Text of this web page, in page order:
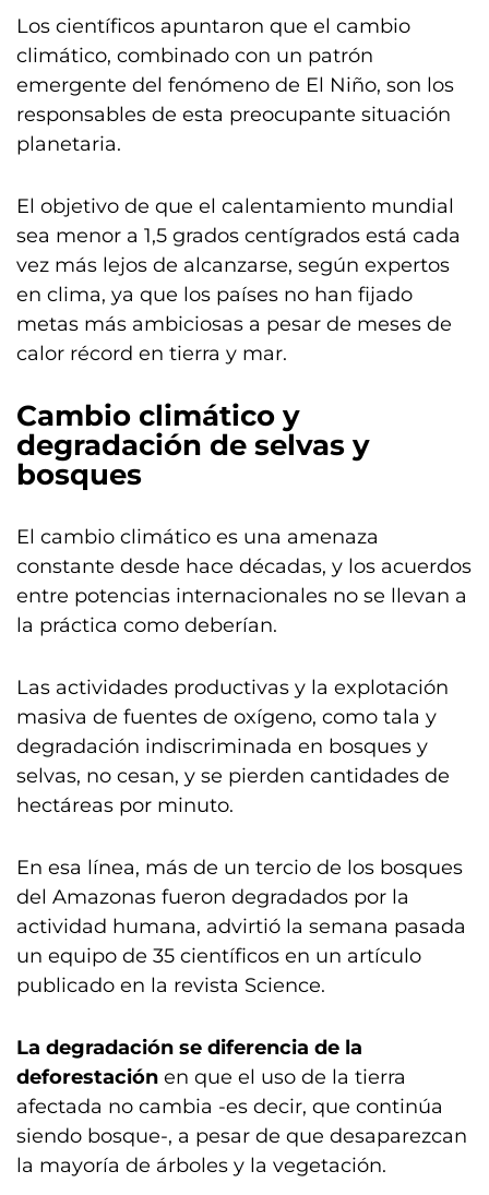
Los científicos apuntaron que el cambio
climático, combinado con un patrón
emergente del fenómeno de El Niño, son los
responsables de esta preocupante situación
planetaria.
El objetivo de que el calentamiento mundial
sea menor a 1,5 grados centígrados está cada
vez más lejos de alcanzarse, según expertos
en clima, ya que los países no han fijado
metas más ambiciosas a pesar de meses de
calor récord en tierra y mar.
Cambio climático y
degradación de selvas y
bosques
El cambio climático es una amenaza
constante desde hace décadas, y los acuerdos
entre potencias internacionales no se llevan a
la práctica como deberían.
Las actividades productivas y la explotación
masiva de fuentes de oxígeno, como tala y
degradación indiscriminada en bosques y
selvas, no cesan, y se pierden cantidades de
hectáreas por minuto.
En esa línea, más de un tercio de los bosques
del Amazonas fueron degradados por la
actividad humana, advirtió la semana pasada
un equipo de 35 científicos en un artículo
publicado en la revista Science.
La degradación se diferencia de la
deforestación en que el uso de la tierra
afectada no cambia -es decir, que continúa
siendo bosque-, a pesar de que desaparezcan
la mayoría de árboles y la vegetación.